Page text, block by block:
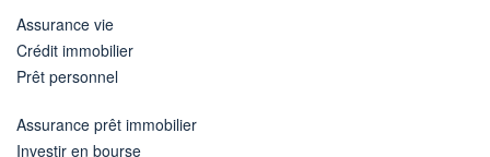
Assurance vie
Crédit immobilier
Prêt personnel
Assurance prêt immobilier
Investir en bourse